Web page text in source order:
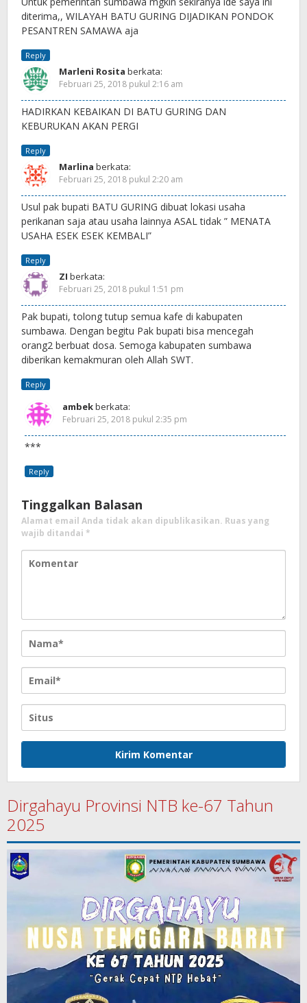
diterima,, WILAYAH BATU GURING DIJADIKAN PONDOK
PESANTREN SAMAWA aja
Reply
Marleni Rosita berkata:
Februari 25, 2018 pukul 2:16 am
HADIRKAN KEBAIKAN DI BATU GURING DAN
KEBURUKAN AKAN PERGI
Reply
Marlina berkata:
Februari 25, 2018 pukul 2:20 am
Usul pak bupati BATU GURING dibuat lokasi usaha
perikanan saja atau usaha lainnya ASAL tidak ” MENATA
USAHA ESEK ESEK KEMBALI”
Reply
ZI berkata:
Februari 25, 2018 pukul 1:51 pm
Pak bupati, tolong tutup semua kafe di kabupaten
sumbawa. Dengan begitu Pak bupati bisa mencegah
orang2 berbuat dosa. Semoga kabupaten sumbawa
diberikan kemakmuran oleh Allah SWT.
Reply
ambekberkata:
Februari 25, 2018 pukul 2:35 pm
***
Reply
Tinggalkan Balasan
Alamat email Anda tidak akan dipublikasikan. Ruas yang
wajib ditandai *
Dirgahayu Provinsi NTB ke-67 Tahun
2025